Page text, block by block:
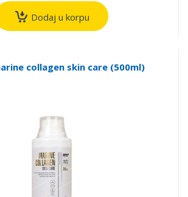
Dodaj u korpu
collagen skin care (500ml)